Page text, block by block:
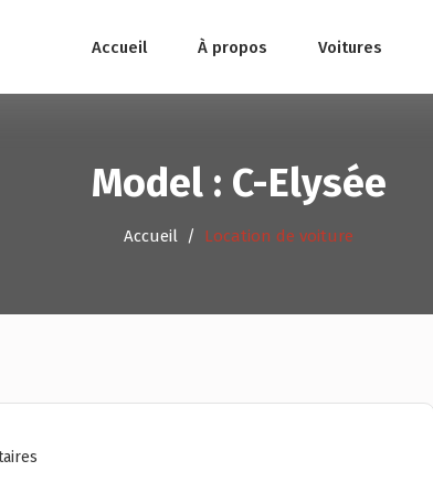
Accueil À propos Voitures
Model : C-Elysée
Accueil Location de voiture